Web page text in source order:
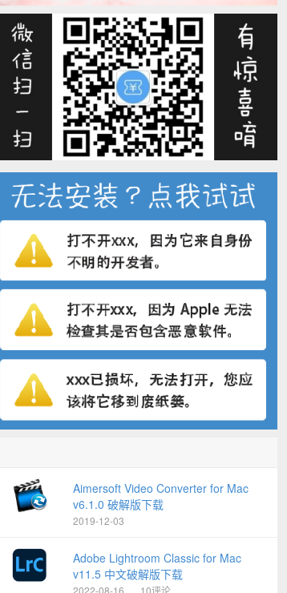
Aimersoft Video Converter for Mac
v6.1.0 破解版下载
2019-12-03
Adobe Lightroom Classic for Mac
v11.5 中文破解版下载